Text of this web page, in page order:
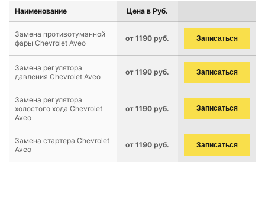
Наименование Цена в Руб.
Замена противотуманной
фары Chevrolet Aveo
от 1190 руб. Записаться
Замена регулятора
давления Chevrolet Aveo
от 1190 руб. Записаться
Замена регулятора
холостого хода Chevrolet
Aveo
от 1190 руб. Записаться
Замена стартера Chevrolet
Aveo
от 1190 руб. Записаться